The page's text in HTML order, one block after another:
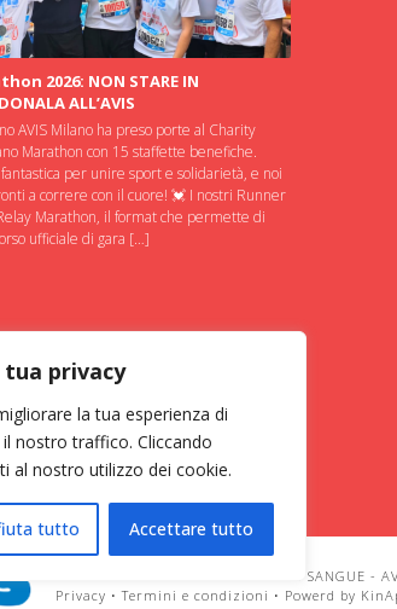
privacy
la tua esperienza di
nostro traffico. Cliccando
al nostro utilizzo dei cookie.
tutto Accettare tutto
2026: NON STARE IN
ALL’AVIS
AVIS Milano ha preso porte al Charity
Marathon con 15 staffette benefiche.
per unire sport e solidarietà, e noi
a correre con il cuore! 💓 I nostri Runner
Marathon, il format che permette di
ufficiale di gara […]
ASSOCIAZIONE VOLONTARI ITALIANI
Privacy •Termini e condizioni • Powerd by